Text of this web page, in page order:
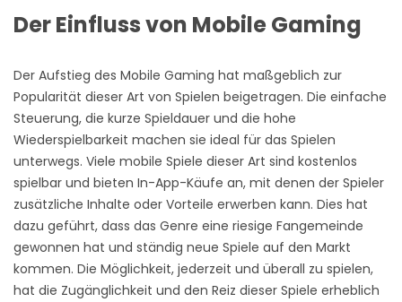
Der Einfluss von Mobile Gaming
Der Aufstieg des Mobile Gaming hat maßgeblich zur
Popularität dieser Art von Spielen beigetragen. Die einfache
Steuerung, die kurze Spieldauer und die hohe
Wiederspielbarkeit machen sie ideal für das Spielen
unterwegs. Viele mobile Spiele dieser Art sind kostenlos
spielbar und bieten In-App-Käufe an, mit denen der Spieler
zusätzliche Inhalte oder Vorteile erwerben kann. Dies hat
dazu geführt, dass das Genre eine riesige Fangemeinde
gewonnen hat und ständig neue Spiele auf den Markt
kommen. Die Möglichkeit, jederzeit und überall zu spielen,
hat die Zugänglichkeit und den Reiz dieser Spiele erheblich